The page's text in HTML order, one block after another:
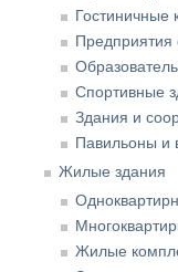
Гостиничные
Предприятия
Спортивные
Здания и
Павильоны и
Жилые здания
Жилые